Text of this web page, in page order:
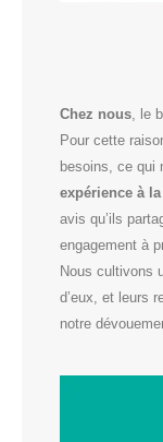
Chez nous , le
Pour cette
besoins, ce qui
expérience à
avis qu’ils
engagement à
Nous cultivons
d’eux, et leurs
notre